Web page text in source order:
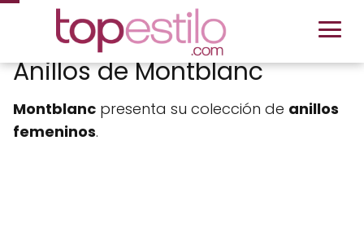
Anillos de Montblanc
Montblanc presenta su colección de anillos
femeninos.